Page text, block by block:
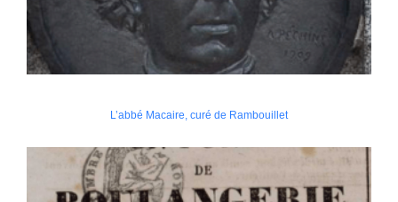
L’abbé Macaire, curé de Rambouillet